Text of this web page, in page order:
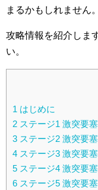
まるかもしれません。
攻略情報を紹介しま
い。
1 はじめに
2 ステージ1 激突要
3 ステージ2 激突要
4 ステージ3 激突要
5 ステージ4 激突要
6 ステージ5 激突要